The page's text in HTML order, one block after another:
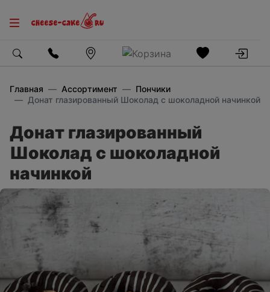
Главная Ассортимент
Пончики
Донат глазированный Шоколад с шоколадной начинкой
Донат глазированный
Шоколад с шоколадной
начинкой